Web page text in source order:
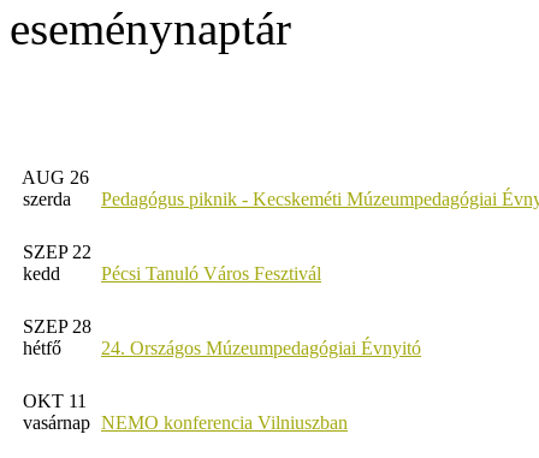
eseménynaptár
AUG 26
szerda
Pedagógus piknik - Kecskeméti Múzeumpedagógiai
SZEP 22
kedd
Pécsi Tanuló Város Fesztivál
SZEP 28
hétfő
24. Országos Múzeumpedagógiai Évnyitó
OKT 11
vasárnap NEMO konferencia Vilniuszban